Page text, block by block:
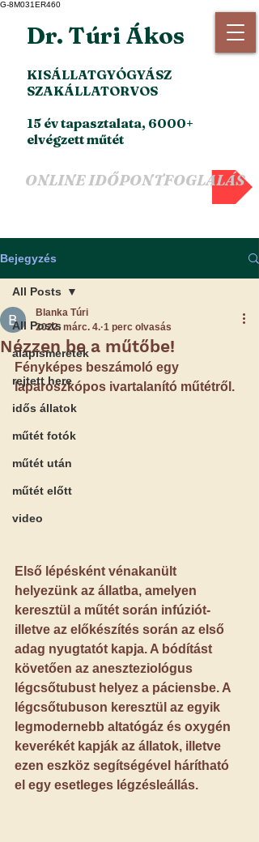
G-8M031ER460
ONLINE IDŐPONTFOGLALÁS
Dr. Túri Ákos
KISÁLLATGYÓGYÁSZ
SZAKÁLLATORVOS
15 év tapasztalata, 6000+
elvégzett műtét
Bejegyzés
All Posts
alapismeretek
rejtett here
idős állatok
műtét fotók
műtét után
műtét előtt
video
All Posts
Nézzen be a műtőbe!
Blanka Túri
2022. márc. 4. 1 perc olvasás
Fényképes beszámoló egy
laparoszkópos ivartalanító műtétről.
Első lépésként vénakanült
helyezünk az állatba, amelyen
keresztül a műtét során infúziót-
illetve az előkészítés során az első
adag nyugtatót kapja. A bódítást
követően az aneszteziológus
légcsőtubust helyez a páciensbe. A
légcsőtubuson keresztül az egyik
legmodernebb altatógáz és oxygén
keverékét kapják az állatok, illetve
ezen eszköz segítségével hárítható
el egy esetleges légzésleállás.